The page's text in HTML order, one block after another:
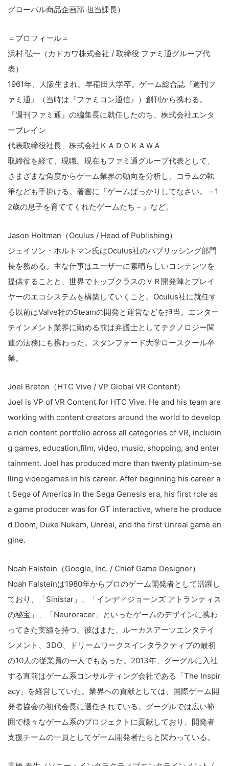
グローバル商品企画部 担当課長）
＝プロフィール＝
浜村 弘一（カドカワ株式会社 / 取締役 ファミ通グループ代
表）
1961年、大阪生まれ。早稲田大学卒。ゲーム総合誌『週刊フ
ァミ通』（当時は『ファミコン通信』）創刊から携わる。
『週刊ファミ通』の編集長に就任したのち、株式会社エンタ
ーブレイン
代表取締役社長、株式会社ＫＡＤＯＫＡＷＡ
取締役を経て、現職。現在もファミ通グループ代表として、
さまざまな角度からゲーム業界の動向を分析し、コラムの執
筆なども手掛ける。著書に『ゲームばっかりしてなさい。－1
2歳の息子を育ててくれたゲームたち－』など。
Jason Holtman（Oculus / Head of Publishing）
ジェイソン・ホルトマン氏はOculus社のパブリッシング部門
長を務める。主な仕事はユーザーに素晴らしいコンテンツを
提供することと、世界でトップクラスのＶＲ開発陣とプレイ
ヤーのエコシステムを構築していくこと。Oculus社に就任す
る以前はValve社のSteamの開発と運営などを担当。エンター
テインメント業界に勤める前は弁護士としてテクノロジー関
連の法務にも携わった。スタンフォード大学ロースクール卒
業。
Joel Breton（HTC Vive / VP Global VR Content）
Joel is VP of VR Content for HTC Vive. He and his team are
working with content creators around the world to develop
a rich content portfolio across all categories of VR, includin
g games, education,film, video, music, shopping, and enter
tainment. Joel has produced more than twenty platinum-se
lling videogames in his career. After beginning his career a
t Sega of America in the Sega Genesis era, his first role as
a game producer was for GT interactive, where he produce
d Doom, Duke Nukem, Unreal, and the first Unreal game en
gine.
Noah Falstein（Google, Inc. / Chief Game Designer）
Noah Falsteinは1980年からプロのゲーム開発者として活躍し
ており、「Sinistar」、「インディジョーンズ アトランティス
の秘宝」、「Neuroracer」といったゲームのデザインに携わ
ってきた実績を持つ。彼はまた、ルーカスアーツエンタテイ
ンメント、3DO、ドリームワークスインタラクティブの最初
の10人の従業員の一人でもあった。2013年、グーグルに入社
する直前はゲーム系コンサルティング会社である「The Inspir
acy」を経営していた。業界への貢献としては、国際ゲーム開
発者協会の初代会長に選任されている。グーグルでは広い範
囲で様々なゲーム系のプロジェクトに貢献しており、開発者
支援チームの一員としてゲーム開発者たちと関わっている。